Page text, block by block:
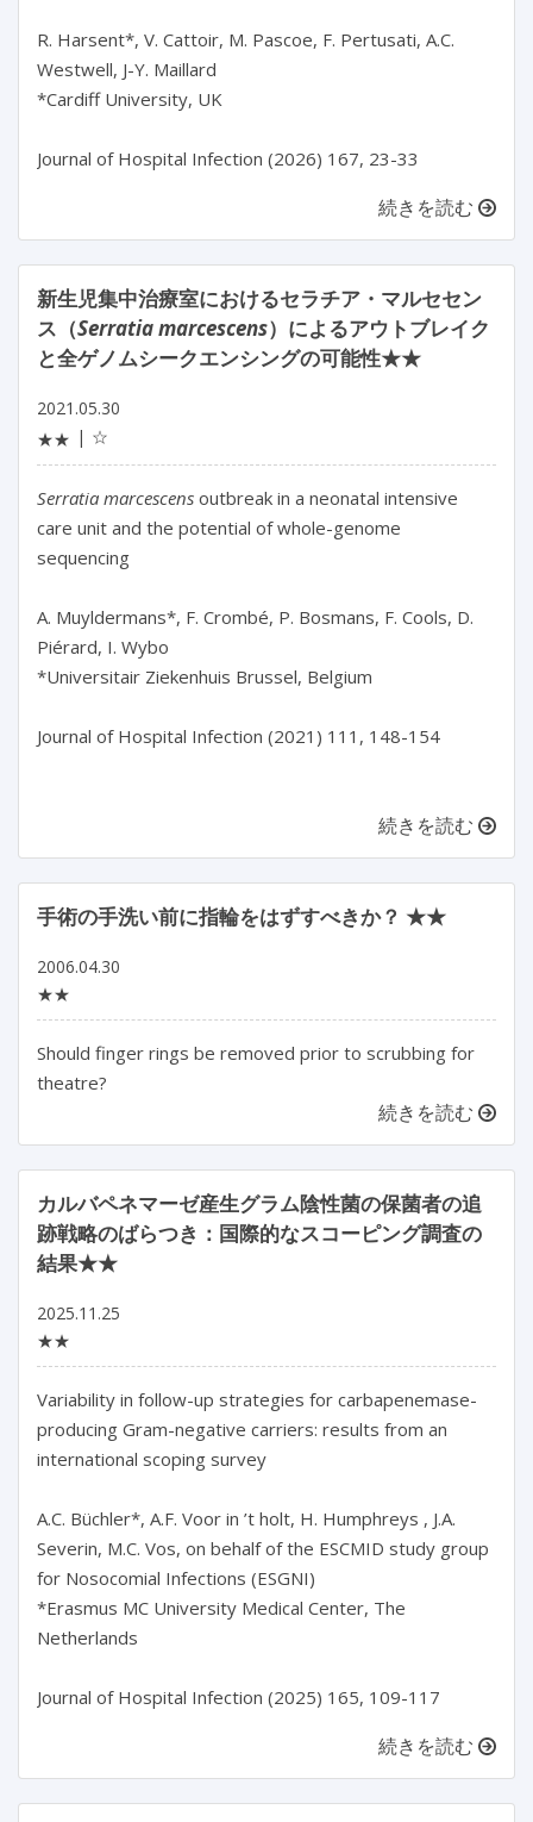
R. Harsent*, V. Cattoir, M. Pascoe, F. Pertusati, A.C.
Westwell, J-Y. Maillard
*Cardiff University, UK
Journal of Hospital Infection (2026) 167, 23-33
続きを読む
新生児集中治療室におけるセラチア・マルセセン
ス（Serratia marcescens）によるアウトブレイク
と全ゲノムシークエンシングの可能性★★
2021.05.30
★★
☆
Serratia marcescens outbreak in a neonatal intensive
care unit and the potential of whole-genome
sequencing
A. Muyldermans*, F. Crombé, P. Bosmans, F. Cools, D.
Piérard, I. Wybo
*Universitair Ziekenhuis Brussel, Belgium
Journal of Hospital Infection (2021) 111, 148-154
続きを読む
手術の手洗い前に指輪をはずすべきか？ ★★
2006.04.30
★★
Should finger rings be removed prior to scrubbing for
theatre?
続きを読む
カルバペネマーゼ産生グラム陰性菌の保菌者の追
跡戦略のばらつき：国際的なスコーピング調査の
結果★★
2025.11.25
★★
Variability in follow-up strategies for carbapenemase-
producing Gram-negative carriers: results from an
international scoping survey
A.C. Büchler*, A.F. Voor in ’t holt, H. Humphreys , J.A.
Severin, M.C. Vos, on behalf of the ESCMID study group
for Nosocomial Infections (ESGNI)
*Erasmus MC University Medical Center, The
Netherlands
続きを読む